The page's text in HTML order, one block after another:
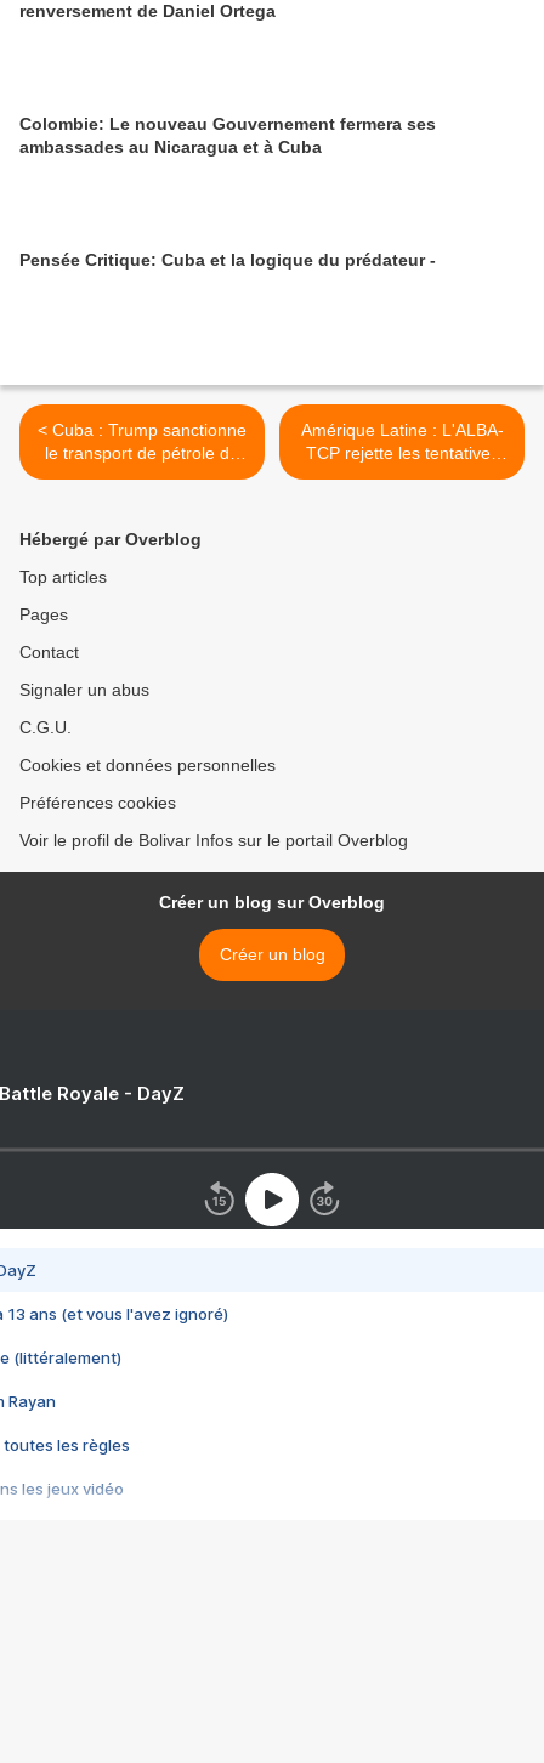
renversement de Daniel Ortega
Colombie: Le nouveau Gouvernement fermera ses
ambassades au Nicaragua et à Cuba
Pensée Critique: Cuba et la logique du prédateur -
< Cuba : Trump sanctionne
le transport de pétrole du
Venezuela à Cuba
Amérique Latine : L'ALBA-
TCP rejette les tentatives
de déstabilisation du
Hébergé par Overblog
Top articles
Pages
Contact
Signaler un abus
C.G.U.
Cookies et données personnelles
Préférences cookies
Voir le profil de Bolivar Infos sur le portail Overblog
Créer un blog sur Overblog
Créer un blog
Royale - DayZ
13 ans (et vous l'avez ignoré)
(littéralement)
Rayan
toutes les règles
les jeux vidéo